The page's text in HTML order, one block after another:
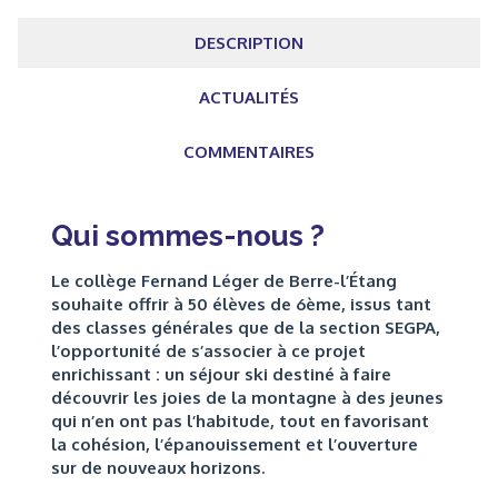
DESCRIPTION
ACTUALITÉS
COMMENTAIRES
Qui sommes-nous ?
Le collège Fernand Léger de Berre-l’Étang
souhaite offrir à 50 élèves de 6ème, issus tant
des classes générales que de la section SEGPA,
l’opportunité de s’associer à ce projet
enrichissant : un séjour ski destiné à faire
découvrir les joies de la montagne à des jeunes
qui n’en ont pas l’habitude, tout en favorisant
la cohésion, l’épanouissement et l’ouverture
sur de nouveaux horizons.